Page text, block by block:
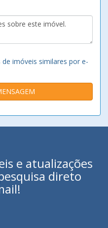
imóveis similares por e-
e atualizações
direto